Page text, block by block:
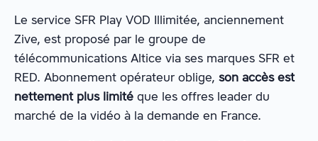
Le service SFR Play VOD Illimitée, anciennement
Zive, est proposé par le groupe de
télécommunications Altice via ses marques SFR et
RED. Abonnement opérateur oblige, son accès est
nettement plus limité que les offres leader du
marché de la vidéo à la demande en France.